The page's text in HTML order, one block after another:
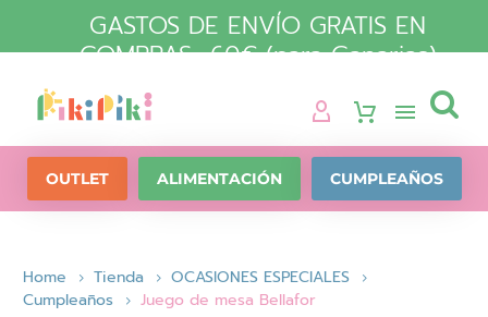
GASTOS DE ENVÍO GRATIS EN
COMPRAS +60€ (para Canarias)

OUTLET ALIMENTACIÓN CUMPLEAÑOS
Home Tienda
OCASIONES ESPECIALES
Cumpleaños
Juego de mesa Bellafor